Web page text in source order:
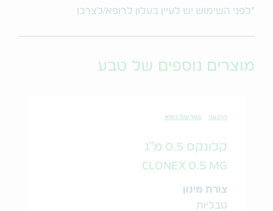
*לפני השימוש יש לעיין בעלון לרופא/לצרכן
מוצרים נוספים של טבע
הרגעה במרשם רופא
קלונקס 0.5 מ"ג
CLONEX 0.5 MG
צורת מינון
טבליות